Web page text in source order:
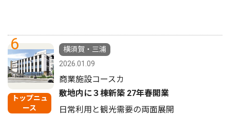
6
トップニュ
ース
横須賀・三浦
2026.01.09
商業施設コースカ
敷地内に３棟新築 27年春開業
日常利用と観光需要の両面展開